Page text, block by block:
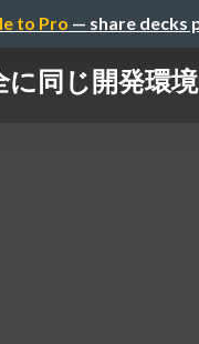
to Pro — share decks
に同じ開発環